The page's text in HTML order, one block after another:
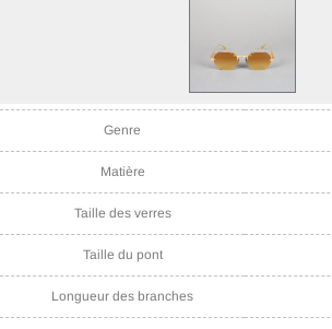
Genre
Matière
Taille des verres
Taille du pont
Longueur des branches